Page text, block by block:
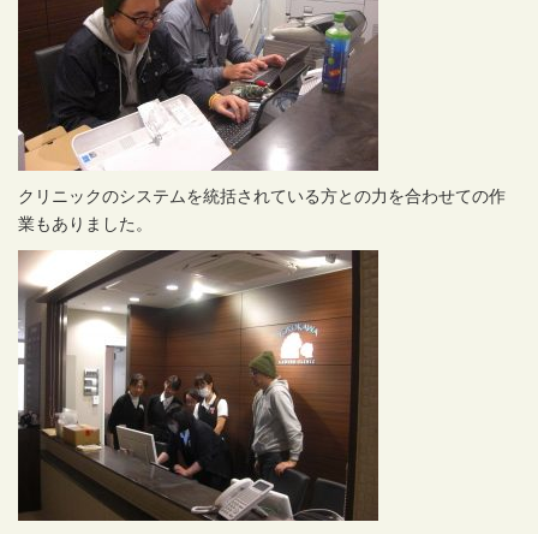
クリニックのシステムを統括されている方との力を合わせての作
業もありました。